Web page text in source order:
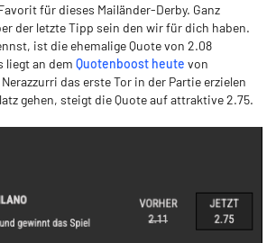
für dieses Mailänder-Derby. Ganz
der letzte Tipp sein den wir für dich haben.
ist die ehemalige Quote von 2.08
liegt an dem Quotenboost heute von
das erste Tor in der Partie erzielen
gehen, steigt die Quote auf attraktive 2.75.